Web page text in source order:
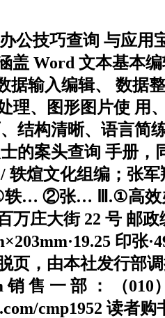
公技巧查询 与应用
盖 Word 文本基本
据输入编辑、 数据
理、图形图片使 用
结构清晰、语言简
的案头查询 手册
轶煊文化组编；张
轶… ②张… Ⅲ.①高效
万庄大街 22 号 邮
印张
页，由本社发行部
售 一 部 ： （010
cmp1952 读者